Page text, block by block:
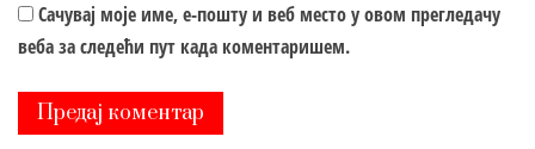
Сачувај моје име, е-пошту и веб место у овом прегледачу
веба за следећи пут када коментаришем.